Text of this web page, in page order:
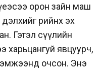
орон зайн маш
өөрийнхөө эх
Гэтэл сүүлийн
харьцангуй явцуурч,
очсон. Энэ